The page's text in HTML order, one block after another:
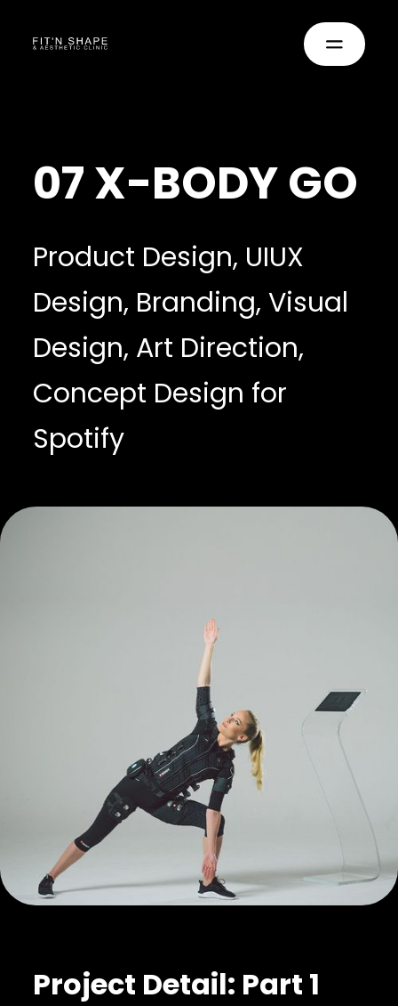
07 X-BODY GO
Product Design, UIUX
Design, Branding, Visual
Design, Art Direction,
Concept Design for
Spotify
Project Detail: Part 1